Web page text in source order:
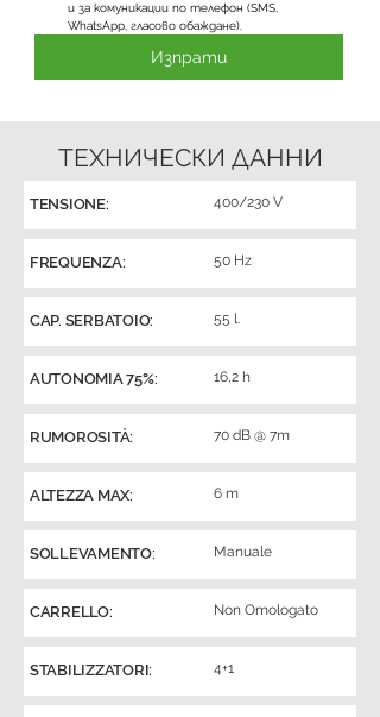
и за комуникации по телефон (SMS,
WhatsApp, гласово обаждане).
Изпрати
ТЕХНИЧЕСКИ ДАННИ
TENSIONE: 400/230 V
FREQUENZA: 50 Hz
CAP. SERBATOIO: 55 l.
AUTONOMIA 75%: 16,2 h
RUMOROSITÀ: 70 dB @ 7m
ALTEZZA MAX: 6 m
SOLLEVAMENTO: Manuale
CARRELLO: Non Omologato
STABILIZZATORI: 4+1